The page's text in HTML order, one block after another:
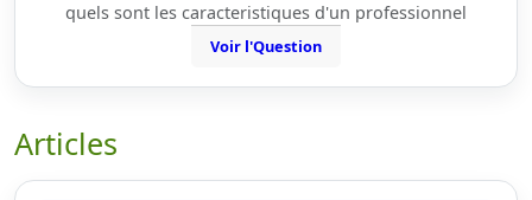
quels sont les caracteristiques d'un professionnel
Voir l'Question
Articles